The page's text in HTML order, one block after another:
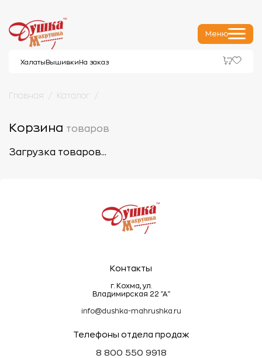
Меню
Халаты Вышивки На заказ
Главная Каталог
Корзина товаров
Загрузка товаров...
Контакты
г. Кохма, ул.
Владимирская 22 "А"
info@dushka-mahrushka.ru
Телефоны отдела продаж
8 800 550 9918